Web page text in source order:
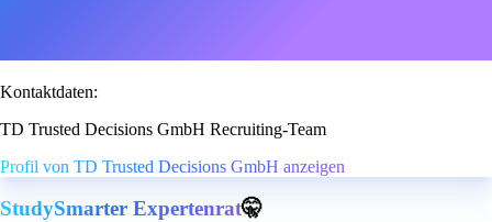
Kontaktdaten:
TD Trusted Decisions GmbH Recruiting-Team
Profil von TD Trusted Decisions GmbH anzeigen
StudySmarter Expertenrat🤫